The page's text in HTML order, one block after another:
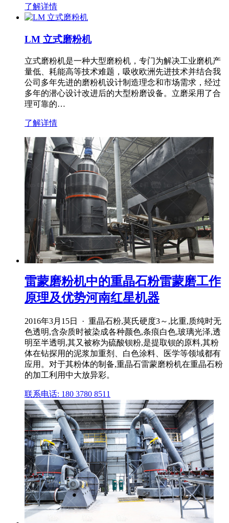
了解详情
LM 立式磨粉机
立式磨粉机是一种大型磨粉机，专门为解决工业磨机产
量低、耗能高等技术难题，吸收欧洲先进技术并结合我
公司多年先进的磨粉机设计制造理念和市场需求，经过
多年的潜心设计改进后的大型粉磨设备。立磨采用了合
理可靠的…
了解详情
雷蒙磨粉机中的重晶石粉雷蒙磨工作
原理及优势河南红星机器
2016年3月15日 · 重晶石粉,莫氏硬度3～,比重,质纯时无
色透明,含杂质时被染成各种颜色,条痕白色,玻璃光泽,透
明至半透明,其又被称为硫酸钡粉,是提取钡的原料,其粉
体在钻探用的泥浆加重剂、白色涂料、医学等领域都有
应用。对于其粉体的制备,重晶石雷蒙磨粉机在重晶石粉
的加工利用中大放异彩。
联系电话: 180 3780 8511